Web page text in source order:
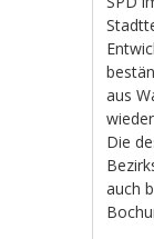
aus
Die
auch